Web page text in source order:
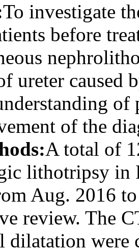
To investigate
before
ureter caused
of
of the
A total of
lithotripsy in
Aug. 2016
review. The
dilatation